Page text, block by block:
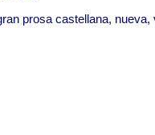
prosa castellana,